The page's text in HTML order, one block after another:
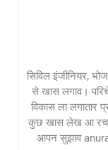
सिविल इंजीनियर,
से खास लगाव।
विकास ला लगातार
कुछ खास लेख आ
आपन सुझाव